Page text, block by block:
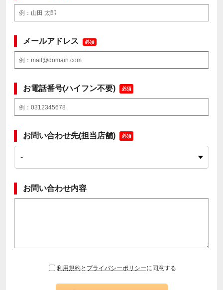
メールアドレス 必須
お電話番号(ハイフン不要) 必須
お問い合わせ先(担当店舗) 必須
お問い合わせ内容
利用規約と プライバシーポリシーに同意する